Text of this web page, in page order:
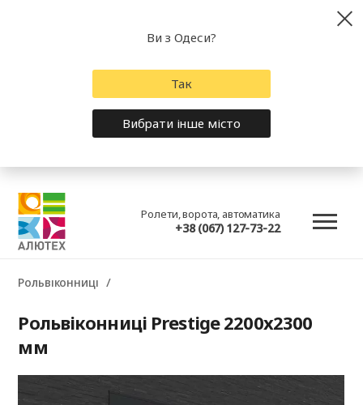
Ролети, ворота, автоматика
+38 (067) 127-73-22
Рольвіконниці
Рольвіконниці Prestige 2200x2300
мм
Ви з Одеси?
Так
Вибрати інше місто